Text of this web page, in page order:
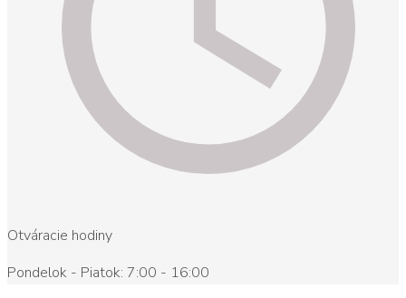
Otváracie hodiny
Pondelok - Piatok: 7:00 - 16:00